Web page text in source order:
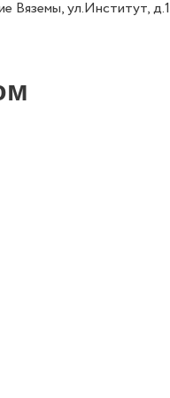
Вяземы, ул.Институт,